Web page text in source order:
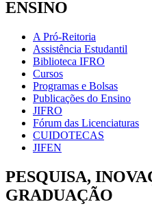
ENSINO
A Pró-Reitoria
Assistência Estudantil
Biblioteca IFRO
Cursos
Programas e Bolsas
Publicações do Ensino
JIFRO
Fórum das Licenciaturas
CUIDOTECAS
JIFEN
PESQUISA,
GRADUAÇÃO